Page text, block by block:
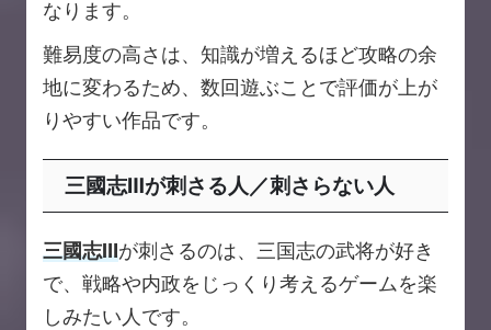
なります。
難易度の高さは、知識が増えるほど攻略の余
地に変わるため、数回遊ぶことで評価が上が
りやすい作品です。
三國志Ⅲが刺さる人／刺さらない人
三國志Ⅲが刺さるのは、三国志の武将が好き
で、戦略や内政をじっくり考えるゲームを楽
しみたい人です。